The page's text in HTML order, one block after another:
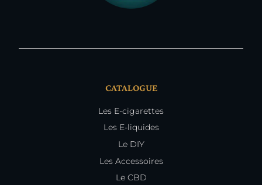
CATALOGUE
Les E-cigarettes
Les E-liquides
Le DIY
Les Accessoires
Le CBD